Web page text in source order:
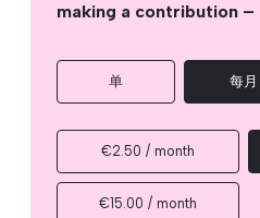
making a contribution
单 每月
€2.50 / month
€15.00 / month